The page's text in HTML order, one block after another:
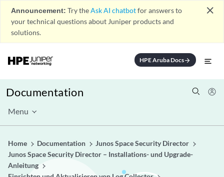
Announcement: Try theAsk AI chatbotfor answers to
your technical questions about Juniper products and
solutions.
close
HPE Aruba Docsarrow_forward
Documentation
Menu
Home Documentation
Junos Space Security Director
Junos Space Security Director – Installations- und Upgrade-
Anleitung